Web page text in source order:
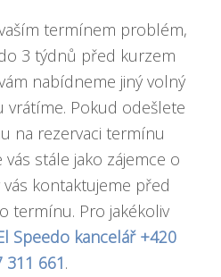
termínem problém,
3 týdnů před kurzem
nabídneme jiný volný
Pokud odešlete
na rezervaci termínu
stále jako zájemce o
kontaktujeme před
termínu. Pro jakékoliv
Speedo kancelář +420
311 661.